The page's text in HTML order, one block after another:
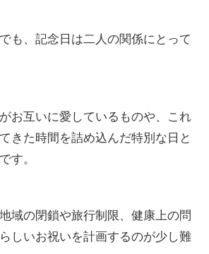
も、記念日は二人の関係にとって
お互いに愛しているものや、これ
きた時間を詰め込んだ特別な日と
す。
域の閉鎖や旅行制限、健康上の問
しいお祝いを計画するのが少し難